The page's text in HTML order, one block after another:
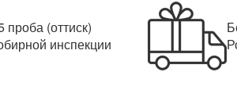
проба (оттиск)
инспекции